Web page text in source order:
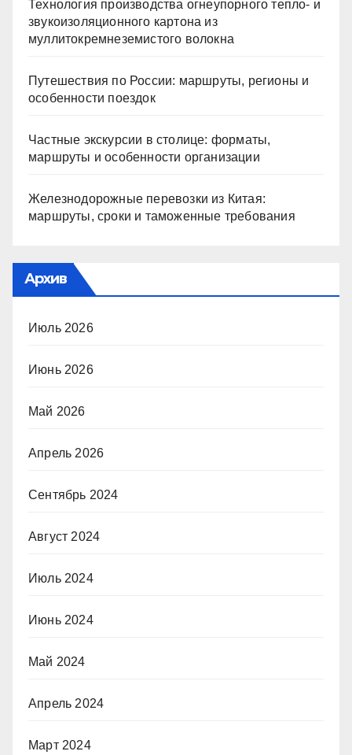
Технология производства огнеупорного тепло- и
звукоизоляционного картона из
муллитокремнеземистого волокна
Путешествия по России: маршруты, регионы и
особенности поездок
Частные экскурсии в столице: форматы,
маршруты и особенности организации
Железнодорожные перевозки из Китая:
маршруты, сроки и таможенные требования
Архив
Июль 2026
Июнь 2026
Май 2026
Апрель 2026
Сентябрь 2024
Август 2024
Июль 2024
Июнь 2024
Май 2024
Апрель 2024
Март 2024